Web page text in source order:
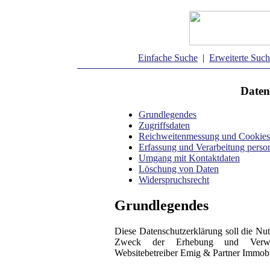
Einfache Suche | Erweiterte
Grundlegendes
Zugriffsdaten
Reichweitenmessung und Cookies
Erfassung und Verarbeitung
Umgang mit Kontaktdaten
Löschung von Daten
Widerspruchsrecht
Grundlegendes
Diese Datenschutzerklärung soll die
Zweck der Erhebung und
Websitebetreiber Emig & Partner